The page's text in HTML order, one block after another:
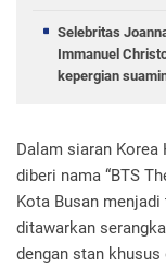
Selebritas
Immanuel
kepergian
Dalam siaran Korea
diberi nama “BTS
Kota Busan
ditawarkan
dengan stan